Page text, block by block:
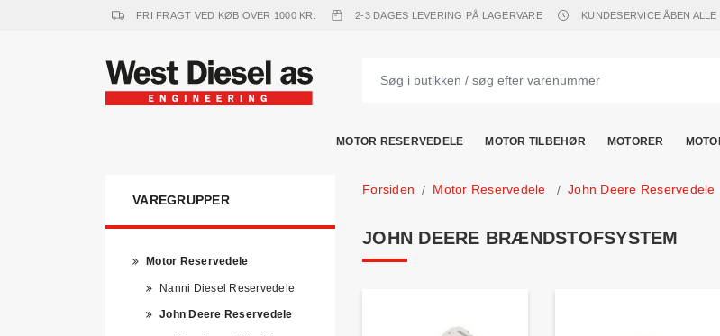
FRI FRAGT VED KØB OVER 1000 KR. 2-3 DAGES LEVERING PÅ LAGERVARE KUNDESERVICE ÅBEN
MOTOR RESERVEDELE MOTOR TILBEHØR MOTORER
VAREGRUPPER
Motor Reservedele
Nanni Diesel Reservedele
John Deere Reservedele
Forsiden Motor Reservedele John Deere Reservedele
JOHN DEERE BRÆNDSTOFSYSTEM